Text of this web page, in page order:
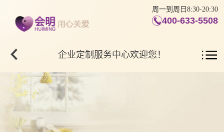
周一到周日8:30-20:30
400-633-5508
企业定制服务中心欢迎您！